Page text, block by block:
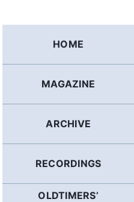
HOME
MAGAZINE
ARCHIVE
RECORDINGS
OLDTIMERS’